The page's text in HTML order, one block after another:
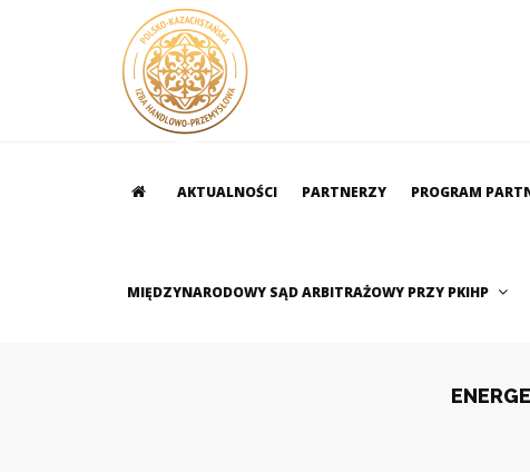
AKTUALNOŚCI PARTNERZY PROGRAM
MIĘDZYNARODOWY SĄD ARBITRAŻOWY PRZY PKIHP